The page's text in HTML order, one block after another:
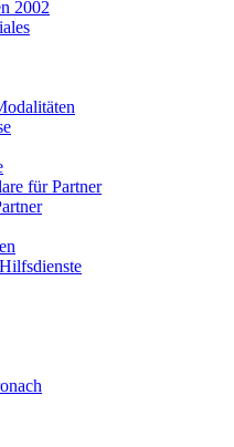
2002
für Partner